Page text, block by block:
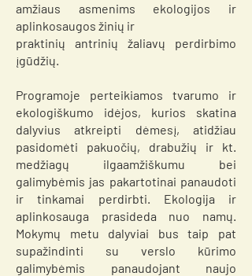
amžiaus asmenims ekologijos ir
aplinkosaugos žinių ir
praktinių antrinių žaliavų perdirbimo
įgūdžių.
Programoje perteikiamos tvarumo ir
ekologiškumo idėjos, kurios skatina
dalyvius atkreipti dėmesį, atidžiau
pasidomėti pakuočių, drabužių ir kt.
medžiagų ilgaamžiškumu bei
galimybėmis jas pakartotinai panaudoti
ir tinkamai perdirbti. Ekologija ir
aplinkosauga prasideda nuo namų.
Mokymų metu dalyviai bus taip pat
supažindinti su verslo kūrimo
galimybėmis panaudojant naujo